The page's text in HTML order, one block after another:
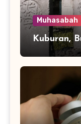
Muhasabah
Kuburan,